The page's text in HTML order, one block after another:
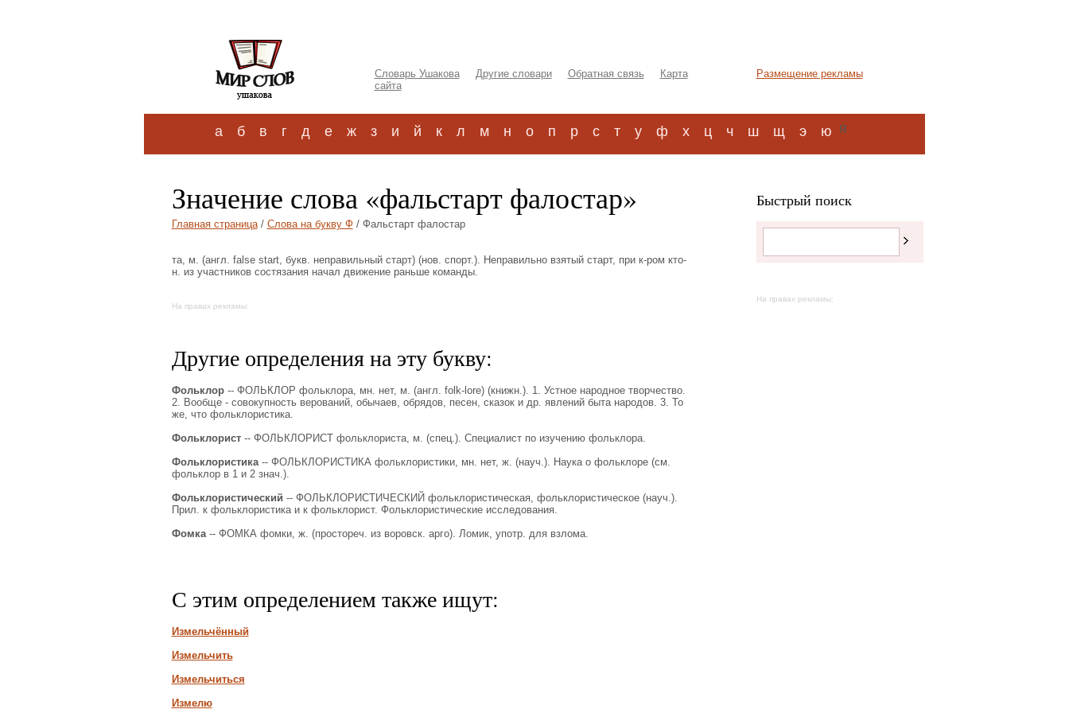
Словарь Ушакова Другие словари Обратная связь
Карта
сайта
Размещение рекламы
а б в г д е ж з и й к л м н о п р с т у ф х ц ч ш щ э ю я
Значение слова «фальстарт фалостар»
Главная страница/ Слова на букву Ф/ Фальстарт фалостар
та, м. (англ. false start, букв. неправильный старт) (нов. спорт.). Неправильно взятый старт, при к-ром кто-
н. из участников состязания начал движение раньше команды.
На правах рекламы:
Другие определения на эту букву:
Фольклор-- ФОЛЬКЛОР фольклора, мн. нет, м. (англ. folk-lore) (книжн.). 1. Устное народное творчество.
2. Вообще - совокупность верований, обычаев, обрядов, песен, сказок и др. явлений быта народов. 3. То
же, что фольклористика.
Фольклорист-- ФОЛЬКЛОРИСТ фольклориста, м. (спец.). Специалист по изучению фольклора.
Фольклористика-- ФОЛЬКЛОРИСТИКА фольклористики, мн. нет, ж. (науч.). Наука о фольклоре (см.
фольклор в 1 и 2 знач.).
Фольклористический -- ФОЛЬКЛОРИСТИЧЕСКИЙ фольклористическая, фольклористическое (науч.).
Прил. к фольклористика и к фольклорист. Фольклористические исследования.
Фомка-- ФОМКА фомки, ж. (простореч. из воровск. арго). Ломик, употр. для взлома.
С этим определением также ищут:
Измельчённый
Измельчить
Измельчиться
Измелю
Быстрый поиск
На правах рекламы: